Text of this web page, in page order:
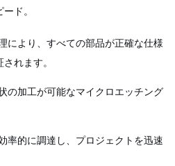
ド。
により、すべての部品が正確な仕様
れます。
の加工が可能なマイクロエッチング
率的に調達し、プロジェクトを迅速